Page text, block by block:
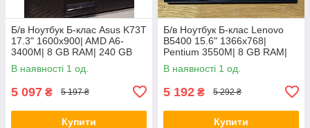
Б/в Ноутбук Б-клас Asus K73T
17.3" 1600x900| AMD A6-
3400M| 8 GB RAM| 240 GB
SSD + 500 GB HDD| Radeon
HD 6520G
В наявності 1 од.
5 097 ₴ 5 197 ₴
Купити
Б/в Ноутбук Б-клас Lenovo
B5400 15.6" 1366x768|
Pentium 3550M| 8 GB RAM|
128 GB SSD| HD
В наявності 1 од.
5 192 ₴ 5 292 ₴
Купити